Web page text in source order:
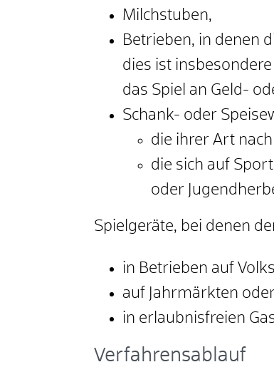
Milchstuben,
Betrieben, in denen
dies ist
das Spiel an Geld-
Schank- oder
die ihrer Art
die sich auf
oder
Spielgeräte, bei denen
in Betrieben auf
auf Jahrmärkten
in erlaubnisfreien
Verfahrensablauf